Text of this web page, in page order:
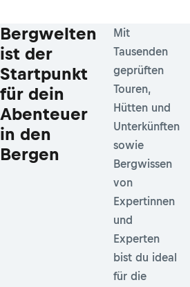
Bergwelten
ist der
Startpunkt
für dein
Abenteuer
in den
Bergen
Mit
Tausenden
geprüften
Touren,
Hütten und
Unterkünften
sowie
Bergwissen
von
Expertinnen
und
Experten
bist du ideal
für die